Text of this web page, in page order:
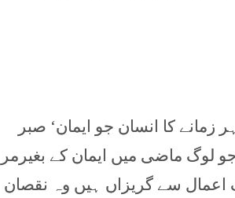
زمانے کا انسان جو ایمان‘ صبر
لوگ ماضی میں ایمان کے بغیرمر
اعمال سے گریزاں ہیں وہ نقصان